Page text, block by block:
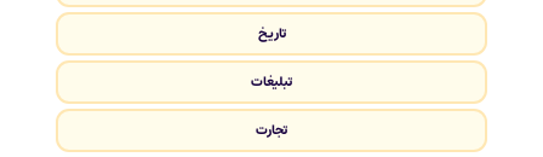
تاریخ
تبلیغات
تجارت